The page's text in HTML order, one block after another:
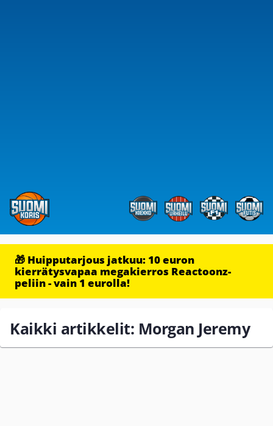
🎁 Huipputarjous jatkuu: 10 euron
kierrätysvapaa megakierros Reactoonz-
peliin - vain 1 eurolla!
Kaikki artikkelit: Morgan Jeremy